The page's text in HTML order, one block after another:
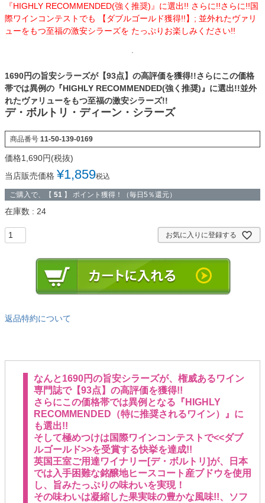
『HIGHLY RECOMMENDED(強く推奨)』に選出!! さらに!!さらに!!国
際ワインコンテストでも 【ダブルゴールド獲得!!】; 並外れたヴァリ
ューをもつ至福の激安シラーズを たっぷりお楽しみください!!
1690円の旨安シラーズが【93点】の高評価を獲得!!さらにこの価格
帯では異例の『HIGHLY RECOMMENDED(強く推奨)』に選出!!並外
れたヴァリューをもつ至福の激安シラーズ!!
デ・ボルトリ・ディーン・シラーズ
商品番号 11-50-139-0169
当店販売価格 ¥1,859税込
ご購入で、【 51 】 ポイント獲得！（毎日5％還元）
在庫数 24
お気に入りに登録する
返品特約について
なんと1690円の旨安シラーズが、権威あるワイン
専門誌で【93点】の高評価を獲得!!
さらにこの価格帯では異例となる『HIGHLY
RECOMMENDED（特に推奨されるワイン）』に
も選出!!
そして極めつけは国際ワインコンテストで<<ダブ
ルゴールド>>を受賞する快挙を達成!!
英国王室ご用達ワイナリー[デ・ボルトリ]が、日本
では入手困難な銘醸地ヒースコート産ブドウを使用
し、旨みたっぷりの味わいを実現！
その味わいは凝縮した果実味の豊かな風味!!、ソフ